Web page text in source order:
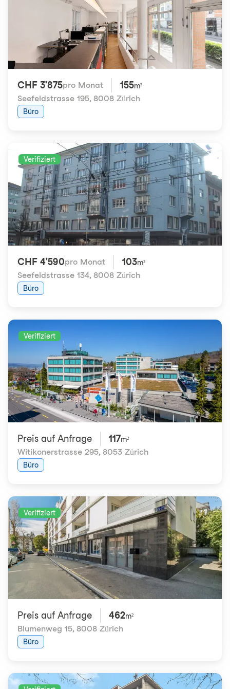
CHF 3'875pro Monat 155m²
Seefeldstrasse 195, 8008 Zürich
Büro
Verifiziert
CHF 4'590pro Monat 103m²
Seefeldstrasse 134, 8008 Zürich
Büro
Verifiziert
Preis auf Anfrage 117m²
Witikonerstrasse 295, 8053 Zürich
Büro
Verifiziert
Preis auf Anfrage 462m²
Blumenweg 15, 8008 Zürich
Büro